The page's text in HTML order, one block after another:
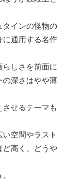
タインの怪物の
に通用する名作
しさを前面に
の深さはやや薄
せるテーマも
空間やラスト
ど高く、どうや